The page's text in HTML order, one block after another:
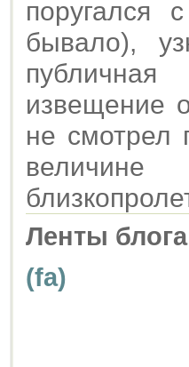
поругался
бывало),
публичная
извещение
не смотрел
Ленты
(fa)